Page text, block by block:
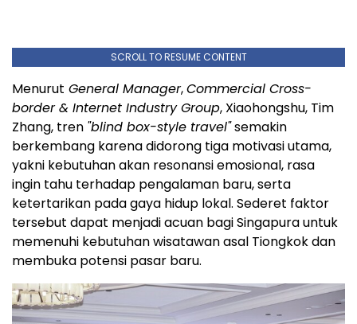
SCROLL TO RESUME CONTENT
Menurut General Manager,Commercial Cross-
border & Internet Industry Group, Xiaohongshu, Tim
Zhang, tren "blind box-style travel"semakin
berkembang karena didorong tiga motivasi utama,
yakni kebutuhan akan resonansi emosional, rasa
ingin tahu terhadap pengalaman baru, serta
ketertarikan pada gaya hidup lokal. Sederet faktor
tersebut dapat menjadi acuan bagi Singapura untuk
memenuhi kebutuhan wisatawan asal Tiongkok dan
membuka potensi pasar baru.